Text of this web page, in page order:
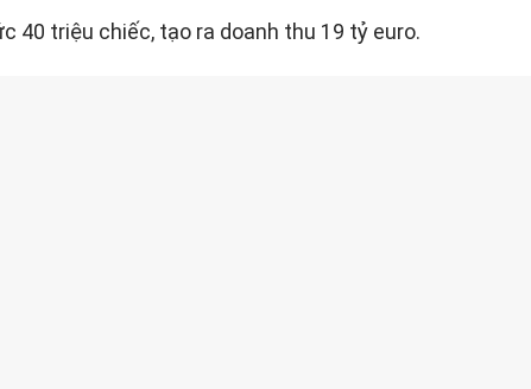
40 triệu chiếc, tạo ra doanh thu 19 tỷ euro.